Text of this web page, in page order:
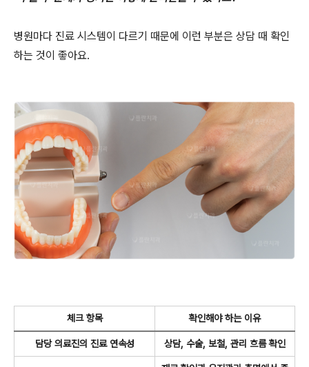
병원마다 진료 시스템이 다르기 때문에 이런 부분은 상담 때 확인
하는 것이 좋아요.
체크 항목 확인해야 하는 이유
담당 의료진의 진료 연속성 상담, 수술, 보철, 관리 흐름 확인